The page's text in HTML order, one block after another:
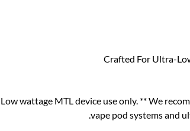
Crafted For Ultra-
Low wattage MTL device use only. ** We
vape pod systems and